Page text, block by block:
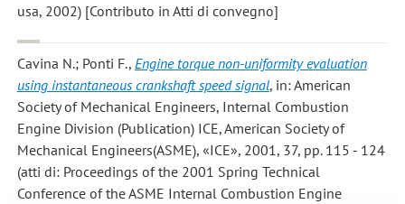
usa, 2002) [Contributo in Atti di convegno]
Cavina N.; Ponti F., Engine torque non-uniformity evaluation
using instantaneous crankshaft speed signal, in: American
Society of Mechanical Engineers, Internal Combustion
Engine Division (Publication) ICE, American Society of
Mechanical Engineers(ASME), «ICE», 2001, 37, pp. 115 - 124
(atti di: Proceedings of the 2001 Spring Technical
Conference of the ASME Internal Combustion Engine